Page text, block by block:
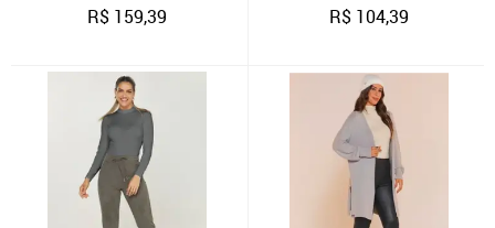
R$ 159,39 R$ 104,39